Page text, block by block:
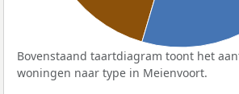
Bovenstaand taartdiagram toont het
woningen naar type in Meienvoort.